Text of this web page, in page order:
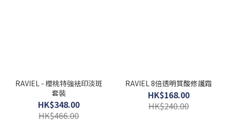
RAVIEL - 櫻桃特強袪印淡斑
套裝
HK$348.00
HK$466.00
RAVIEL 8倍透明質酸修護霜
HK$168.00
HK$240.00